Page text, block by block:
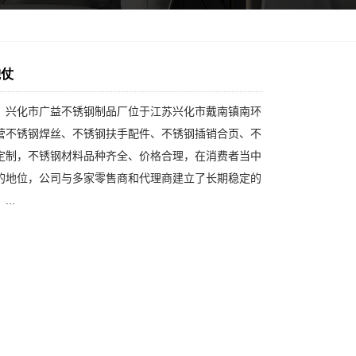
兴化市广益不锈钢制品厂位于江苏兴化市戴南镇南环
不锈钢焊丝、不锈钢扶手配件、不锈钢插销合页、不
制，不锈钢材料品种齐全、价格合理，在消费者当中
地位，公司与多家零售商和代理商建立了长期稳定的